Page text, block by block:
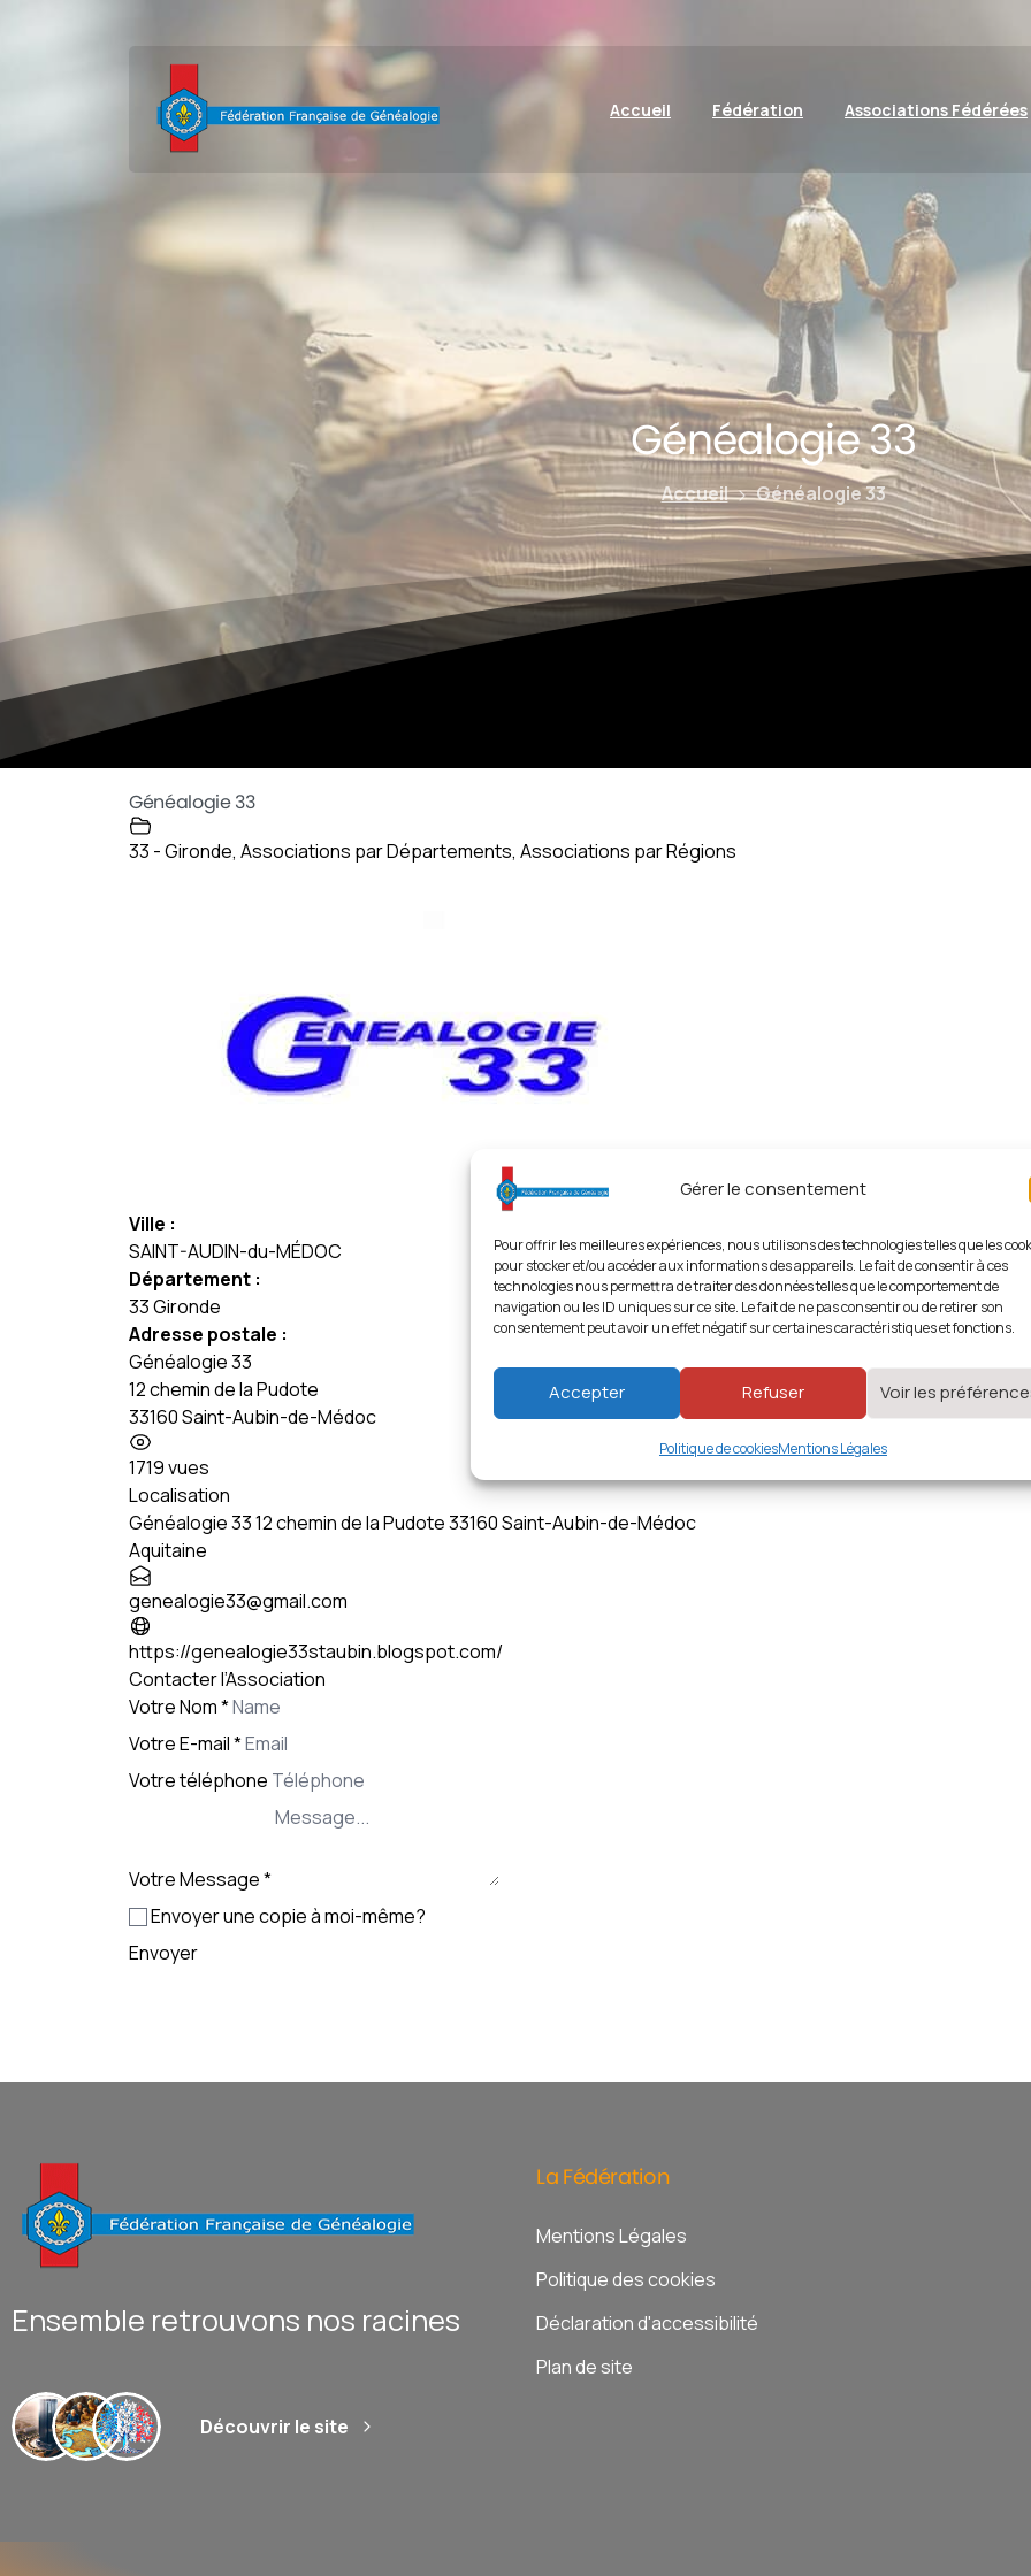
Gérer le consentement
Pour offrir les meilleures expériences, nous utilisons des technologies telles que les
pour stocker et/ou accéder aux informations des appareils. Le fait de consentir à ces
technologies nous permettra de traiter des données telles que le comportement de
navigation ou les ID uniques sur ce site. Le fait de ne pas consentir ou de retirer son
consentement peut avoir un effet négatif sur certaines caractéristiques et fonctions.
Accepter Refuser Voir les
Politique de cookiesMentions Légales
Accueil Fédération Associations Fédérées
Généalogie33
Accueil Généalogie 33
Généalogie 33
33 - Gironde, Associations par Départements, Associations par Régions
Ville :
SAINT-AUDIN-du-MÉDOC
Département :
33 Gironde
Adresse postale :
Généalogie 33
12 chemin de la Pudote
33160 Saint-Aubin-de-Médoc
1719 vues
Localisation
+
Généalogie 33 12 chemin de la Pudote 33160 Saint-Aubin-de-Médoc
Aquitaine
genealogie33@gmail.com
https://genealogie33staubin.blogspot.com/
Contacter l’Association
Votre Nom*
Votre E-mail*
Votre téléphone
Votre Message*
Envoyer une copie à moi-même?
Envoyer
Ensemble retrouvons nos racines
Découvrir le site
La Fédération
Mentions Légales
Politique des cookies
Déclaration d'accessibilité
Plan de site